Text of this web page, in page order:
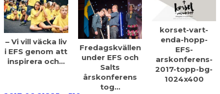
– Vi vill väcka liv
i EFS genom att
inspirera och…
Fredagskvällen
under EFS och
Salts
årskonferens
tog…
korset-vart-
enda-hopp-
EFS-
arskonferens-
2017-topp-bg-
1024x400